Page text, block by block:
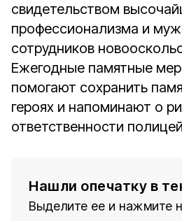
свидетельством
профессионализма и
сотрудников
Ежегодные памятные
помогают сохранить
героях и напоминают о
ответственности
Нашли опечатку в
Выделите ее и нажмите